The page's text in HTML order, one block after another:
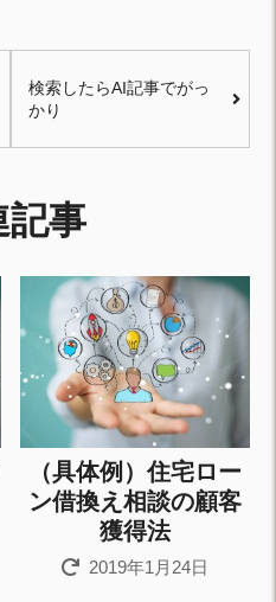
検索したらAI記事でがっ
かり
記事
（具体例）住宅ロー
ン借換え相談の顧客
獲得法
2019年1月24日